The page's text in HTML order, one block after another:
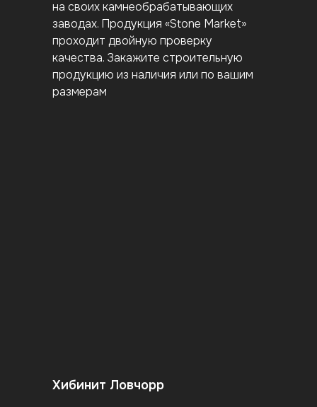
на своих камнеобрабатывающих
заводах. Продукция «Stone Market»
проходит двойную проверку
качества. Закажите строительную
продукцию из наличия или по вашим
размерам
Хибинит Ловчорр